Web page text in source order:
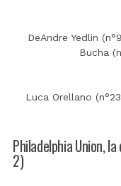
DeAndre Yedlin
Bucha
Luca Orellano
Philadelphia Union,
2)